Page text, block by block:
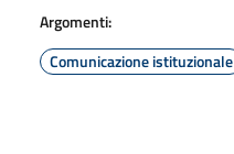
Argomenti:
Comunicazione istituzionale